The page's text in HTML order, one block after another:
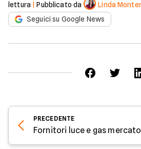
lettura |Pubblicato da
Linda
Seguici su Google News
PRECEDENTE